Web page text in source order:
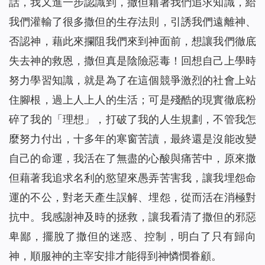
我們灌輸了很多撒但的生存法則，引誘我們遠離神、
否認神，藉此來攔阻我們來到神面前，想讓我們徹底
失去神的救恩，撒但真是陰險惡毒！回想自己上學時
努力學習知識，就是為了在這個競爭激烈的社會上站
住腳根，過上人上人的生活；可是殘酷的現實徹底粉
碎了我的「理想」，打破了我的人生規劃，不管我怎
麼努力付出，十多年的寒窗苦讀，最終還是沒能改變
自己的命運，我活在了無盡的心酸與痛苦中，原來撒
但藉著我追求名利的慾望來愚弄苦害我，讓我埋怨命
運的不公，對老天產生誤解、埋怨，從而活在消極對
抗中。我感謝神及時的拯救，讓我看清了撒但的邪惡
卑鄙，擺脫了撒但的迷惑、控制，明白了只有歸向
神，順服神的主宰安排才能得到神憐憫眷顧。